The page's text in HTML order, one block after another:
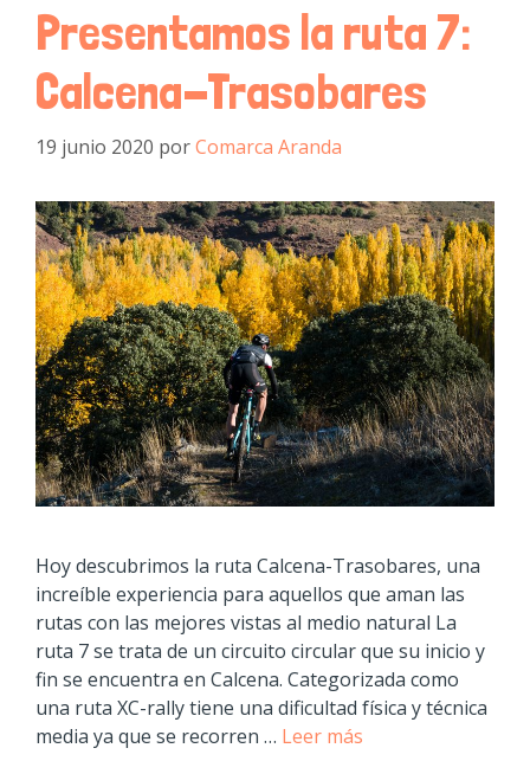
Presentamos la ruta 7:
Calcena-Trasobares
19 junio 2020 porComarca Aranda
Hoy descubrimos la ruta Calcena-Trasobares, una
increíble experiencia para aquellos que aman las
rutas con las mejores vistas al medio natural La
ruta 7 se trata de un circuito circular que su inicio y
fin se encuentra en Calcena. Categorizada como
una ruta XC-rally tiene una dificultad física y técnica
media ya que se recorren … Leer más